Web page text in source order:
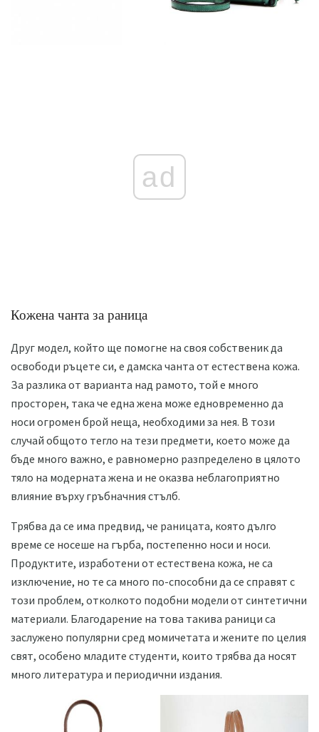
ad
Кожена чанта за раница
Друг модел, който ще помогне на своя собственик да
освободи ръцете си, е дамска чанта от естествена кожа.
За разлика от варианта над рамото, той е много
просторен, така че една жена може едновременно да
носи огромен брой неща, необходими за нея. В този
случай общото тегло на тези предмети, което може да
бъде много важно, е равномерно разпределено в цялото
тяло на модерната жена и не оказва неблагоприятно
влияние върху гръбначния стълб.
Трябва да се има предвид, че раницата, която дълго
време се носеше на гърба, постепенно носи и носи.
Продуктите, изработени от естествена кожа, не са
изключение, но те са много по-способни да се справят с
този проблем, отколкото подобни модели от синтетични
материали. Благодарение на това такива раници са
заслужено популярни сред момичетата и жените по целия
свят, особено младите студенти, които трябва да носят
много литература и периодични издания.